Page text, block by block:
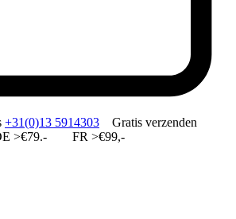
+31(0)13 5914303 Gratis verzenden
>€79.- FR >€99,-